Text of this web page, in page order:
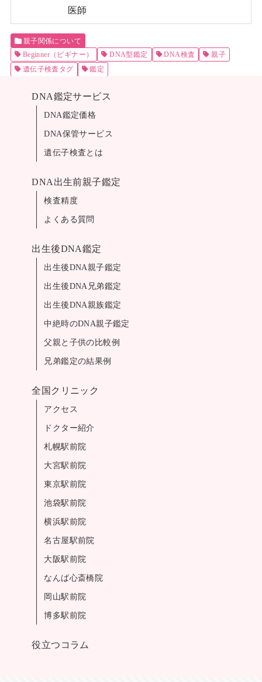
医師
親子関係について
Beginner（ビギナー）
DNA型鑑定 DNA検査
親子
遺伝子検査タグ
鑑定
DNA鑑定サービス
DNA鑑定価格
DNA保管サービス
遺伝子検査とは
DNA出生前親子鑑定
検査精度
よくある質問
出生後DNA鑑定
出生後DNA親子鑑定
出生後DNA兄弟鑑定
出生後DNA親族鑑定
中絶時のDNA親子鑑定
父親と子供の比較例
兄弟鑑定の結果例
全国クリニック
アクセス
ドクター紹介
札幌駅前院
大宮駅前院
東京駅前院
池袋駅前院
横浜駅前院
名古屋駅前院
大阪駅前院
なんば心斎橋院
岡山駅前院
博多駅前院
役立つコラム